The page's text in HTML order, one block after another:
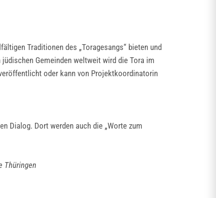
Traditionen des „Toragesangs“ bieten und
Gemeinden weltweit wird die Tora im
oder kann von Projektkoordinatorin
Dialog. Dort werden auch die „Worte zum
Thüringen